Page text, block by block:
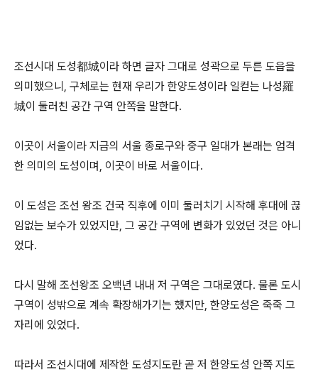
조선시대 도성都城이라 하면 글자 그대로 성곽으로 두른 도읍을
의미했으니, 구체로는 현재 우리가 한양도성이라 일컫는 나성羅
城이 둘러친 공간 구역 안쪽을 말한다.
이곳이 서울이라 지금의 서울 종로구와 중구 일대가 본래는 엄격
한 의미의 도성이며, 이곳이 바로 서울이다.
이 도성은 조선 왕조 건국 직후에 이미 둘러치기 시작해 후대에 끊
임없는 보수가 있었지만, 그 공간 구역에 변화가 있었던 것은 아니
었다.
다시 말해 조선왕조 오백년 내내 저 구역은 그대로였다. 물론 도시
구역이 성밖으로 계속 확장해가기는 했지만, 한양도성은 죽죽 그
자리에 있었다.
따라서 조선시대에 제작한 도성지도란 곧 저 한양도성 안쪽 지도